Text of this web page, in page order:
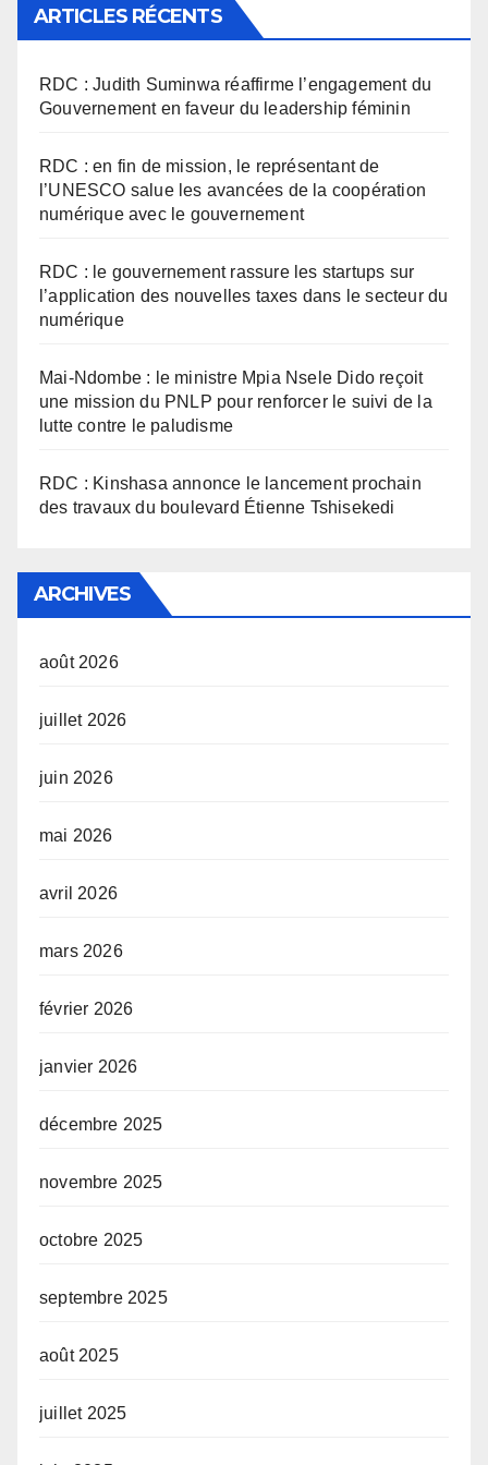
ARTICLES RÉCENTS
RDC : Judith Suminwa réaffirme l’engagement du
Gouvernement en faveur du leadership féminin
RDC : en fin de mission, le représentant de
l’UNESCO salue les avancées de la coopération
numérique avec le gouvernement
RDC : le gouvernement rassure les startups sur
l’application des nouvelles taxes dans le secteur du
numérique
Mai-Ndombe : le ministre Mpia Nsele Dido reçoit
une mission du PNLP pour renforcer le suivi de la
lutte contre le paludisme
RDC : Kinshasa annonce le lancement prochain
des travaux du boulevard Étienne Tshisekedi
ARCHIVES
août 2026
juillet 2026
juin 2026
mai 2026
avril 2026
mars 2026
février 2026
janvier 2026
décembre 2025
novembre 2025
octobre 2025
septembre 2025
août 2025
juillet 2025